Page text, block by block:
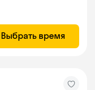
Выбрать время